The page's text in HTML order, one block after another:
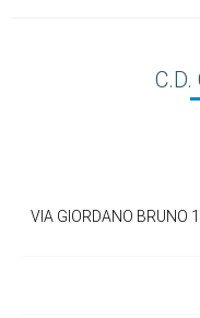
C.D.
VIA GIORDANO BRUNO